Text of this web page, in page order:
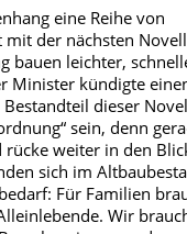
eine Reihe von
mit der nächsten
bauen leichter,
Minister kündigte
dieser
sein, denn
rücke weiter in den
sich im
Für Familien
Wir